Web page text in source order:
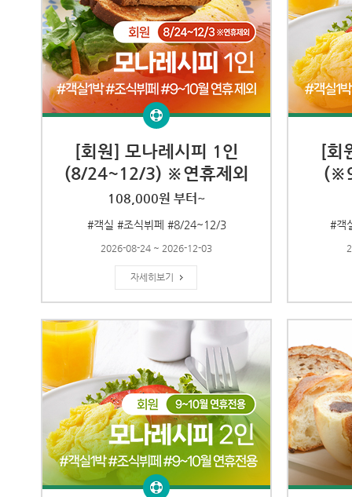
[회원] 모나레시피 1인
(8/24~12/3) ※연휴제외
108,000원 부터~
#객실 #조식뷔페 #8/24~12/3
2026-08-24 ~ 2026-12-03
자세히보기
[회
#객